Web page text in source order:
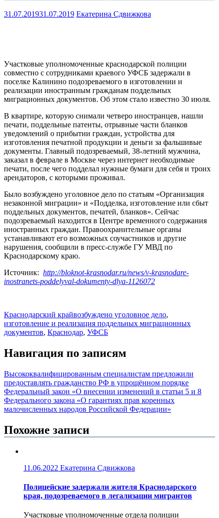
31.07.201931.07.2019 Екатерина Сдвижкова
Участковые уполномоченные краснодарской полиции
совместно с сотрудниками краевого УФСБ задержали в
поселке Калинино подозреваемого в изготовлении и
реализации иностранным гражданам поддельных
миграционных документов. Об этом стало известно 30 июля.
В квартире, которую снимали четверо иностранцев, нашли
печати, поддельные патенты, отрывные части бланков
уведомлений о прибытии граждан, устройства для
изготовления печатной продукции и деньги за фальшивые
документы. Главный подозреваемый, 38-летний мужчина,
заказал в феврале в Москве через интернет необходимые
печати, после чего подделал нужные бумаги для себя и троих
арендаторов, с которыми проживал.
Было возбуждено уголовное дело по статьям «Организация
незаконной миграции» и «Подделка, изготовление или сбыт
поддельных документов, печатей, бланков». Сейчас
подозреваемый находится в Центре временного содержания
иностранных граждан. Правоохранительные органы
устанавливают его возможных соучастников и другие
нарушения, сообщили в пресс-службе ГУ МВД по
Краснодарскому краю.
Источник: http://bloknot-krasnodar.ru/news/v-krasnodare-
inostranets-poddelyval-dokumenty-dlya-1126072
Краснодарский крайвозбуждено уголовное дело,
изготовление и реализация поддельных миграционных
документов, Краснодар, УФСБ
Навигация по записям
Высококвалифицированным специалистам предложили
предоставлять гражданство РФ в упрощённом порядке
Федеральный закон «О внесении изменений в статьи 5 и 8
Федерального закона «О гарантиях прав коренных
малочисленных народов Российской Федерации»
Похожие записи
11.06.2022 Екатерина Сдвижкова
Полицейские задержали жителя Краснодарского
края, подозреваемого в легализации мигрантов
Участковые уполномоченные отдела полиции